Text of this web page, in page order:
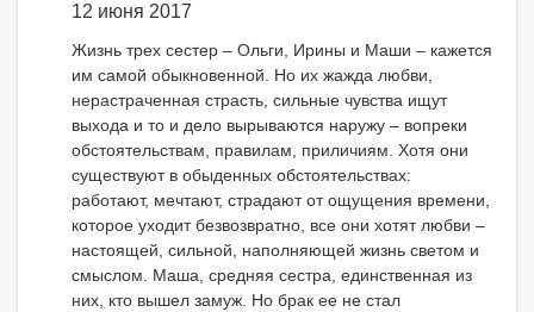
12 июня 2017
Жизнь трех сестер – Ольги, Ирины и Маши – кажется
им самой обыкновенной. Но их жажда любви,
нерастраченная страсть, сильные чувства ищут
выхода и то и дело вырываются наружу – вопреки
обстоятельствам, правилам, приличиям. Хотя они
существуют в обыденных обстоятельствах:
работают, мечтают, страдают от ощущения времени,
которое уходит безвозвратно, все они хотят любви –
настоящей, сильной, наполняющей жизнь светом и
смыслом. Маша, средняя сестра, единственная из
них, кто вышел замуж. Но брак ее не стал